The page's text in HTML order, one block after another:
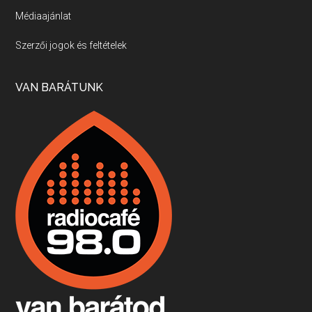
Villány, kékfrankos, Jackfall
Apr 17, 2026 • 00:35:38
Boston, teadélután, bab és homár
Apr 9, 2026 • 00:37:17
Fermentáljunk, a testünk meghálálja!
Apr 3, 2026 • 00:36:07
Médiaajánlat
Szerzői jogok és feltételek
VAN BARÁTUNK